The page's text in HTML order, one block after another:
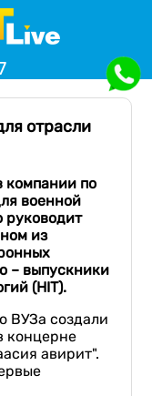
отрасли
компании по
военной
руководит
из
– выпускники
(HIT).
ВУЗа создали
концерне
авирит".